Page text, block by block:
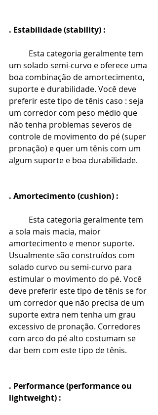
. Estabilidade (stability) :
Esta categoria geralmente tem
um solado semi-curvo e oferece uma
boa combinação de amortecimento,
suporte e durabilidade. Você deve
preferir este tipo de tênis caso : seja
um corredor com peso médio que
não tenha problemas severos de
controle de movimento do pé (super
pronação) e quer um tênis com um
algum suporte e boa durabilidade.
. Amortecimento (cushion) :
Esta categoria geralmente tem
a sola mais macia, maior
amortecimento e menor suporte.
Usualmente são construídos com
solado curvo ou semi-curvo para
estimular o movimento do pé. Você
deve preferir este tipo de tênis se for
um corredor que não precisa de um
suporte extra nem tenha um grau
excessivo de pronação. Corredores
com arco do pé alto costumam se
dar bem com este tipo de tênis.
. Performance (performance ou
lightweight) :